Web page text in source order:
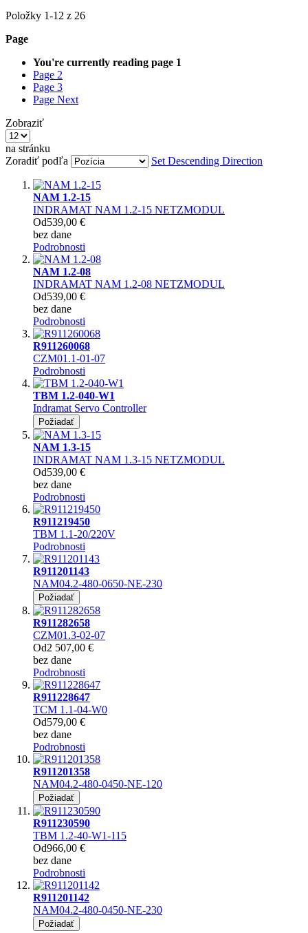
Položky 1-12 z 26
Page
You're currently reading page 1
Page 2
Page 3
Page Next
Zobraziť
na stránku
Zoradiť podľa
Set Descending Direction
NAM 1.2-15
INDRAMAT NAM 1.2-15 NETZMODUL
Od539,00 €
bez dane
Podrobnosti
NAM 1.2-08
INDRAMAT NAM 1.2-08 NETZMODUL
Od539,00 €
bez dane
Podrobnosti
R911260068
CZM01.1-01-07
Podrobnosti
TBM 1.2-040-W1
Indramat Servo Controller
Požiadať
NAM 1.3-15
INDRAMAT NAM 1.3-15 NETZMODUL
Od539,00 €
bez dane
Podrobnosti
R911219450
TBM 1.1-20/220V
Podrobnosti
R911201143
NAM04.2-480-0650-NE-230
Požiadať
R911282658
CZM01.3-02-07
Od2 507,00 €
bez dane
Podrobnosti
R911228647
TCM 1.1-04-W0
Od579,00 €
bez dane
Podrobnosti
R911201358
NAM04.2-480-0450-NE-120
Požiadať
R911230590
TBM 1.2-40-W1-115
Od966,00 €
bez dane
Podrobnosti
R911201142
NAM04.2-480-0450-NE-230
Požiadať